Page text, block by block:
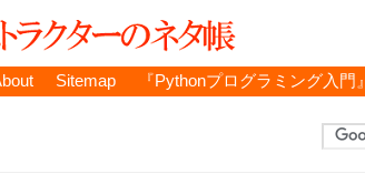
Sitemap 『Pythonプログラミング入門』